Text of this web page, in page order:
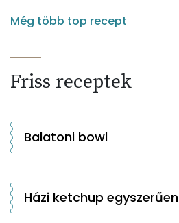
Még több top recept
Friss receptek
Balatoni bowl
Házi ketchup egyszerűen